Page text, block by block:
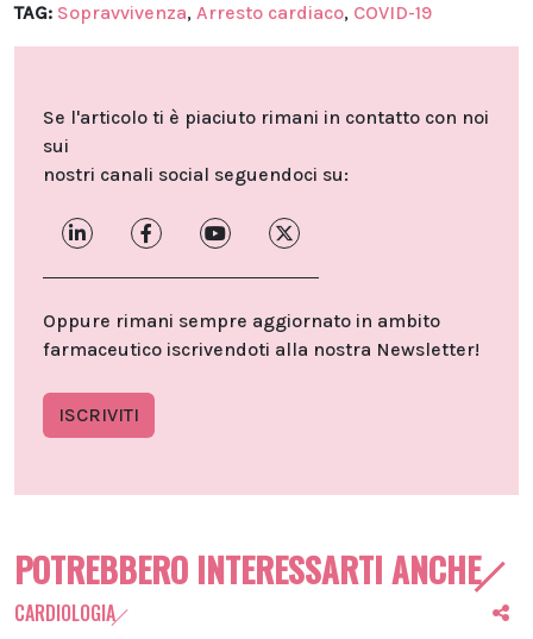
TAG: Sopravvivenza, Arresto cardiaco, COVID-19
Se l'articolo ti è piaciuto rimani in contatto con noi
sui
nostri canali social seguendoci su:
Oppure rimani sempre aggiornato in ambito
farmaceutico iscrivendoti alla nostra Newsletter!
ISCRIVITI
POTREBBERO INTERESSARTI ANCHE
CARDIOLOGIA